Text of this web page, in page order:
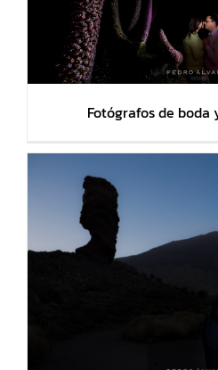
Fotógrafos de